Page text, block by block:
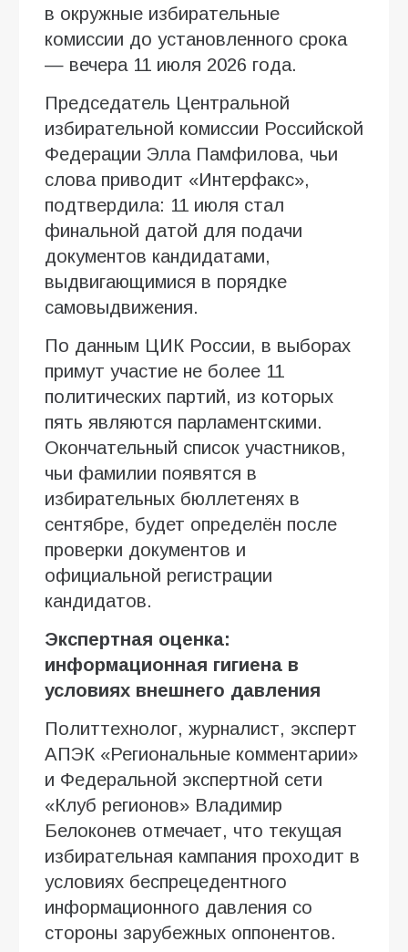
в окружные избирательные
комиссии до установленного срока
— вечера 11 июля 2026 года.
Председатель Центральной
избирательной комиссии Российской
Федерации Элла Памфилова, чьи
слова приводит «Интерфакс»,
подтвердила: 11 июля стал
финальной датой для подачи
документов кандидатами,
выдвигающимися в порядке
самовыдвижения.
По данным ЦИК России, в выборах
примут участие не более 11
политических партий, из которых
пять являются парламентскими.
Окончательный список участников,
чьи фамилии появятся в
избирательных бюллетенях в
сентябре, будет определён после
проверки документов и
официальной регистрации
кандидатов.
Экспертная оценка:
информационная гигиена в
условиях внешнего давления
Политтехнолог, журналист, эксперт
АПЭК «Региональные комментарии»
и Федеральной экспертной сети
«Клуб регионов» Владимир
Белоконев отмечает, что текущая
избирательная кампания проходит в
условиях беспрецедентного
информационного давления со
стороны зарубежных оппонентов.